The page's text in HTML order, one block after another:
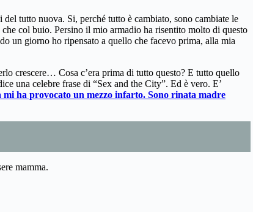
del tutto nuova. Si, perché tutto è cambiato, sono cambiate le
col buio. Persino il mio armadio ha risentito molto di questo
un giorno ho ripensato a quello che facevo prima, alla mia
crescere… Cosa c’era prima di tutto questo? E tutto quello
una celebre frase di “Sex and the City”. Ed è vero. E’
ha provocato un mezzo infarto. Sono rinata madre
mamma.